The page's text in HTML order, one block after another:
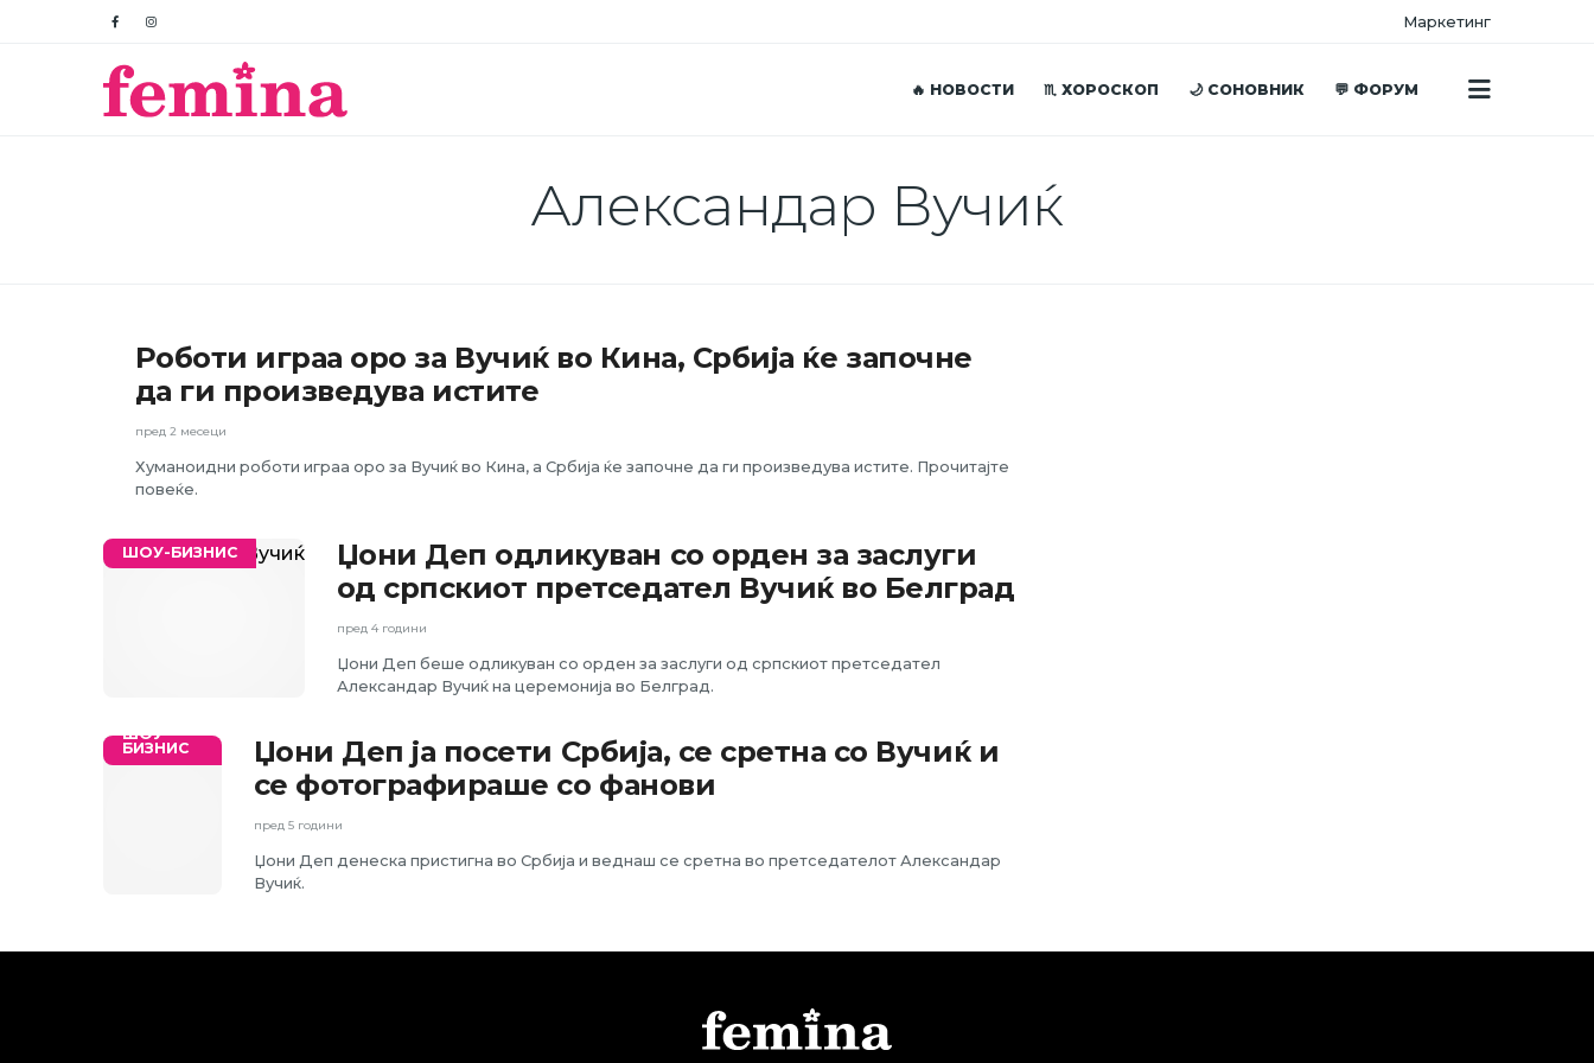
Маркетинг
🔥 НОВОСТИ ♏ ХОРОСКОП 🌙 СОНОВНИК 💬 ФОРУМ
Александар Вучиќ
АКТУЕЛНО
Роботи играа оро за Вучиќ во Кина, Србија ќе започне
да ги произведува истите
пред 2 месеци
Хуманоидни роботи играа оро за Вучиќ во Кина, а Србија ќе започне да ги произведува истите. Прочитајте
повеќе.
ШОУ-БИЗНИС
Џони Деп одликуван со орден за заслуги
од српскиот претседател Вучиќ во Белград
пред 4 години
Џони Деп беше одликуван со орден за заслуги од српскиот претседател
Александар Вучиќ на церемонија во Белград.
ШОУ-
БИЗНИС
Џони Деп ја посети Србија, се сретна со Вучиќ и
се фотографираше со фанови
пред 5 години
Џони Деп денеска пристигна во Србија и веднаш се сретна во претседателот Александар
Вучиќ.